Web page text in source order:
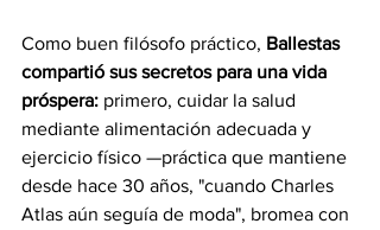
Como buen filósofo práctico, Ballestas
compartió sus secretos para una vida
próspera: primero, cuidar la salud
mediante alimentación adecuada y
ejercicio físico —práctica que mantiene
desde hace 30 años, "cuando Charles
Atlas aún seguía de moda", bromea con